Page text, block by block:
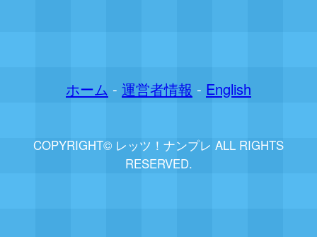
ホーム - 運営者情報 - English
COPYRIGHT© レッツ！ナンプレ ALL RIGHTS
RESERVED.